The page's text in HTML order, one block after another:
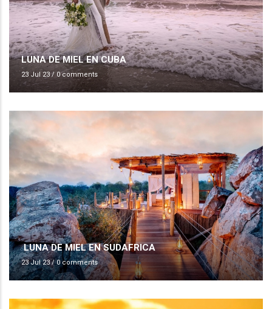
LUNA DE MIEL EN CUBA
23 Jul 23/ 0 comments
LUNA DE MIEL EN SUDAFRICA
23 Jul 23/0 comments